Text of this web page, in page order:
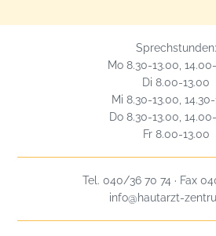
Sprechstunden:
Mo 8.30-13.00,
Di 8.00-13.00
Mi 8.30-13.00,
Do 8.30-13.00,
Fr 8.00-13.00
Tel. 040/36 70 74 · Fax
info@hautarzt-